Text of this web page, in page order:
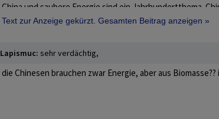
China und saubere Energie sind ein Jahrhundertthema.
Bauern sind Rekordhalter im sinnlosen Verbrennen von
absehbar!
Text zur Anzeige gekürzt. Gesamten Beitrag anzeigen »
Lapismuc: sehr verdächtig,
die Chinesen brauchen zwar Energie, aber aus